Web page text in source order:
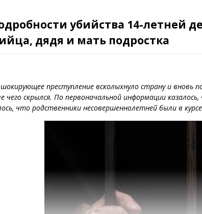
убийства 14-летней
дядя и мать подростка
шокирующее преступление всколыхнуло страну и
чего скрылся. По первоначальной информации
что родственники несовершеннолетней были в